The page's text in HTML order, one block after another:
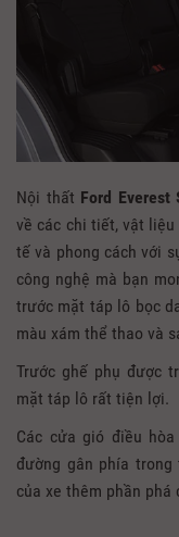
Nội thất Ford Everest
về các chi tiết, vật
tế và phong cách với
công nghệ mà bạn
trước mặt táp lô bọc
màu xám thể thao và
Trước ghế phụ được
mặt táp lô rất tiện lợi.
Các cửa gió điều
đường gân phía
của xe thêm phần phá